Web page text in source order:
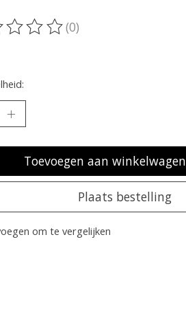
van dit product is
(0)
Toevoegen aan winkelwagen
Plaats bestelling
om te vergelijken